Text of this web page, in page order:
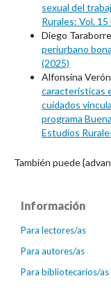
sexual del
Rurales: Vol.
Diego
periurbano
(2025)
Alfonsina
características
cuidados
programa
Estudios
También puede
Información
Para lectores/as
Para autores/as
Para bibliotecarios/as